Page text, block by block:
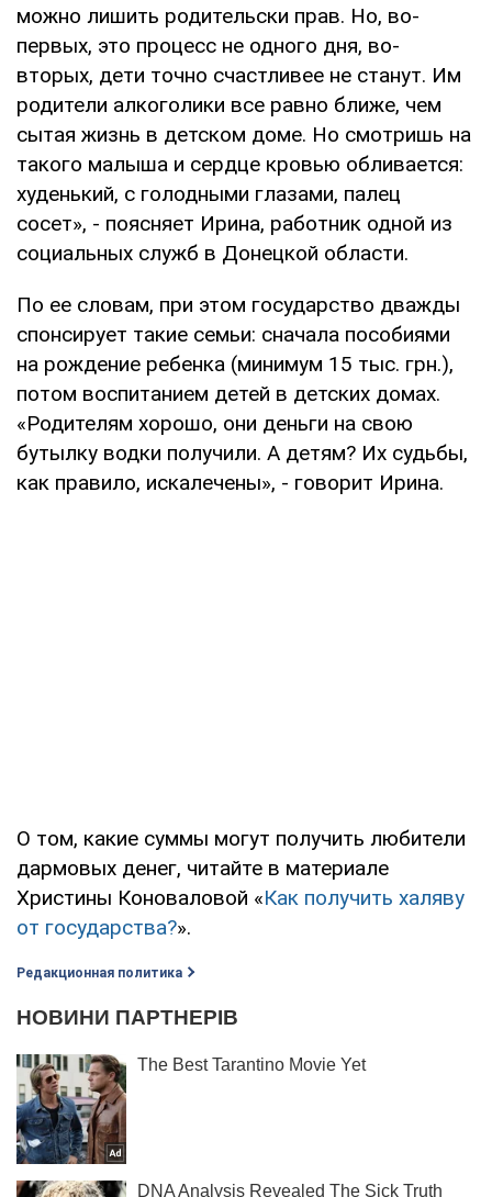
можно лишить родительски прав. Но, во-
первых, это процесс не одного дня, во-
вторых, дети точно счастливее не станут. Им
родители алкоголики все равно ближе, чем
сытая жизнь в детском доме. Но смотришь на
такого малыша и сердце кровью обливается:
худенький, с голодными глазами, палец
сосет», - поясняет Ирина, работник одной из
социальных служб в Донецкой области.
По ее словам, при этом государство дважды
спонсирует такие семьи: сначала пособиями
на рождение ребенка (минимум 15 тыс. грн.),
потом воспитанием детей в детских домах.
«Родителям хорошо, они деньги на свою
бутылку водки получили. А детям? Их судьбы,
как правило, искалечены», - говорит Ирина.
О том, какие суммы могут получить любители
дармовых денег, читайте в материале
Христины Коноваловой «Как получить халяву
от государства?».
Редакционная политика